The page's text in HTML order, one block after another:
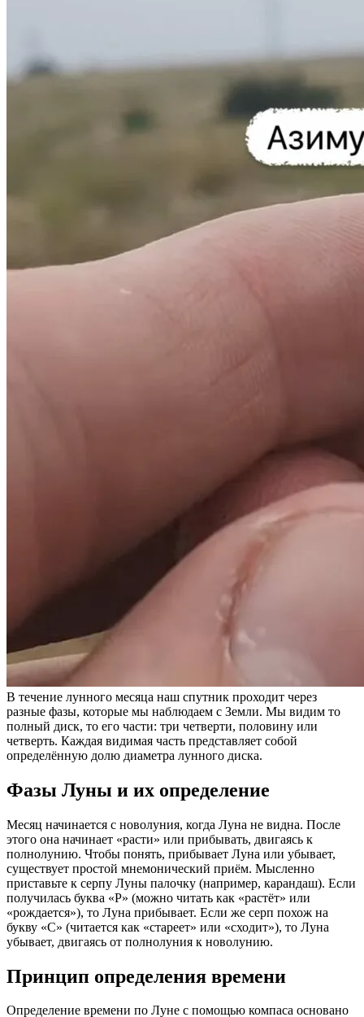
В течение лунного месяца наш спутник проходит через
разные фазы, которые мы наблюдаем с Земли. Мы видим то
полный диск, то его части: три четверти, половину или
четверть. Каждая видимая часть представляет собой
определённую долю диаметра лунного диска.
Фазы Луны и их определение
Месяц начинается с новолуния, когда Луна не видна. После
этого она начинает «расти» или прибывать, двигаясь к
полнолунию. Чтобы понять, прибывает Луна или убывает,
существует простой мнемонический приём. Мысленно
приставьте к серпу Луны палочку (например, карандаш). Если
получилась буква «Р» (можно читать как «растёт» или
«рождается»), то Луна прибывает. Если же серп похож на
букву «С» (читается как «стареет» или «сходит»), то Луна
убывает, двигаясь от полнолуния к новолунию.
Принцип определения времени
Определение времени по Луне с помощью компаса основано